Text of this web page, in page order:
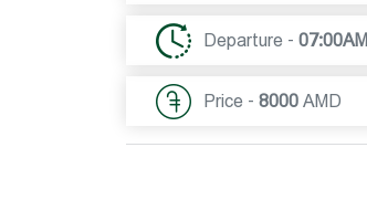
Departure - 07:00AM
Price - 8000 AMD